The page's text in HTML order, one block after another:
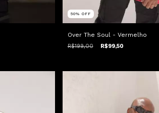
50% OFF
Over The Soul - Vermelho
R$199,00 R$99,50